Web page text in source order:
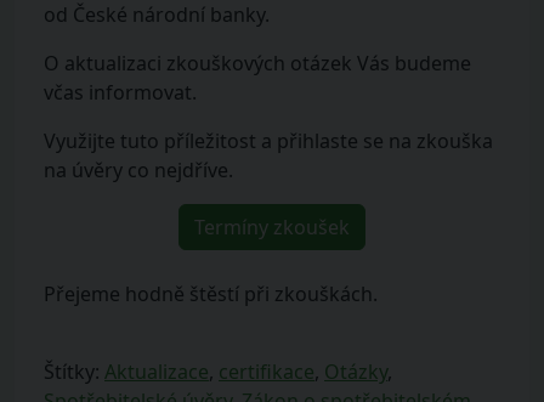
od České národní banky.
O aktualizaci zkouškových otázek Vás budeme
včas informovat.
Využijte tuto příležitost a přihlaste se na zkouška
na úvěry co nejdříve.
Termíny zkoušek
Přejeme hodně štěstí při zkouškách.
Štítky: Aktualizace, certifikace, Otázky,